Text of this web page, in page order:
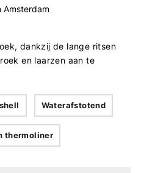
Amsterdam
dankzij de lange ritsen
en laarzen aan te
Waterafstotend
thermoliner